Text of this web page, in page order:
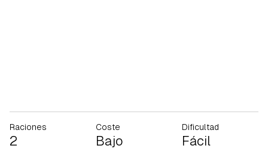
Raciones
2
Coste
Bajo
Dificultad
Fácil